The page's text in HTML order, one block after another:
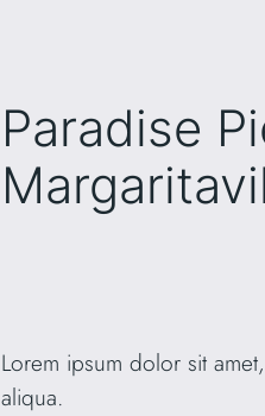
Paradise
Lorem ipsum dolor sit
aliqua.